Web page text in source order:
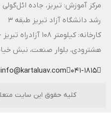
مرکز آموزش: تبریز، جاده
رشد دانشگاه آزاد تبریز طبقه 3
کارخانه: کیلومتر
هشترودی، بلوار صنعت، نبش
041-1815
info@kartaluav.com
کلیه حقوق این سایت